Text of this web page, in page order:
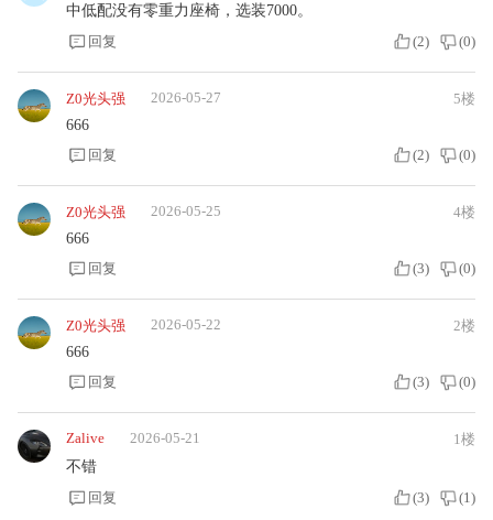
中低配没有零重力座椅，选装7000。
回复
(2) (0)
Z0光头强 2026-05-27
5楼
666
回复
(2) (0)
Z0光头强 2026-05-25
4楼
666
回复
(3) (0)
Z0光头强 2026-05-22
2楼
666
回复
(3) (0)
Zalive 2026-05-21
1楼
不错
回复
(3) (1 )